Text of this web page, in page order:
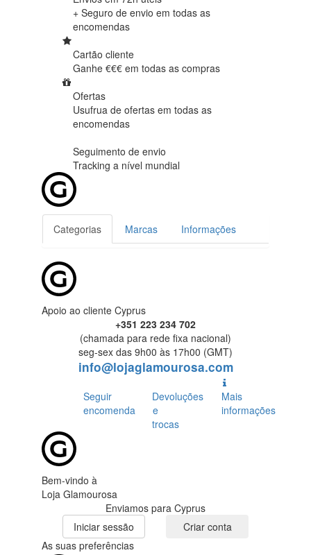
+ Seguro de envio em todas as
encomendas
Cartão cliente
Ganhe €€€ em todas as compras
Ofertas
Usufrua de ofertas em todas as
encomendas
Seguimento de envio
Tracking a nível mundial
Categorias Marcas Informações
Apoio ao cliente Cyprus
+351 223 234 702
(chamada para rede fixa nacional)
seg-sex das 9h00 às 17h00 (GMT)
info@lojaglamourosa.com
Seguir
encomenda
Devoluções
e
trocas
Mais
informações
Bem-vindo à
Loja Glamourosa
Enviamos para Cyprus
Iniciar sessão
Criar conta
As suas preferências